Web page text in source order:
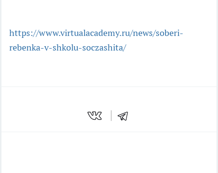
https://www.virtualacademy.ru/news/soberi-
rebenka-v-shkolu-soczashita/